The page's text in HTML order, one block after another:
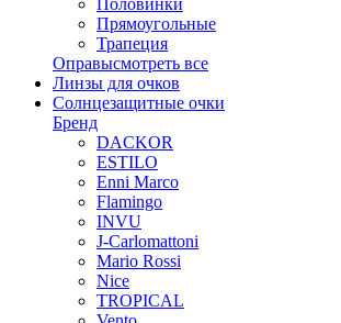
Прямоугольные
Трапеция
Оправысмотреть все
Линзы для очков
Солнцезащитные очки
Бренд
DACKOR
ESTILO
Enni Marco
Flamingo
INVU
J-Carlomattoni
Mario Rossi
Nice
TROPICAL